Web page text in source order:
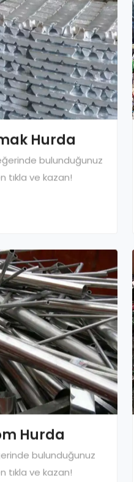
Hurda
bulunduğunuz
tıkla ve kazan!
Hurda
bulunduğunuz
tıkla ve kazan!